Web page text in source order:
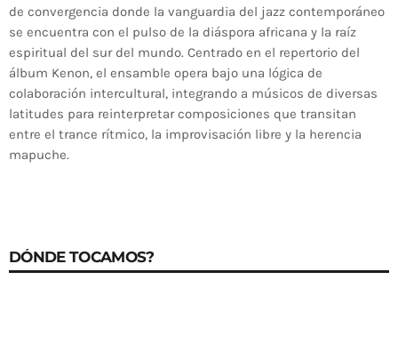
de convergencia donde la vanguardia del jazz contemporáneo
se encuentra con el pulso de la diáspora africana y la raíz
espiritual del sur del mundo. Centrado en el repertorio del
álbum Kenon, el ensamble opera bajo una lógica de
colaboración intercultural, integrando a músicos de diversas
latitudes para reinterpretar composiciones que transitan
entre el trance rítmico, la improvisación libre y la herencia
mapuche.
DÓNDE TOCAMOS?